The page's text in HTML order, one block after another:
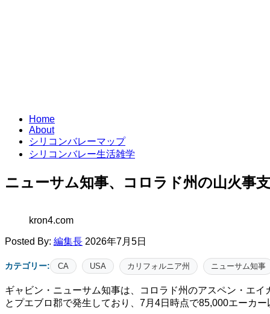
Home
About
シリコンバレーマップ
シリコンバレー生活雑学
ニューサム知事、コロラド州の山火事
kron4.com
Posted By: 編集長 2026年7月5日
カテゴリー: CA USA カリフォルニア州 ニューサム知事
ギャビン・ニューサム知事は、コロラド州のアスペン・エ
とプエブロ郡で発生しており、7月4日時点で85,000エーカ